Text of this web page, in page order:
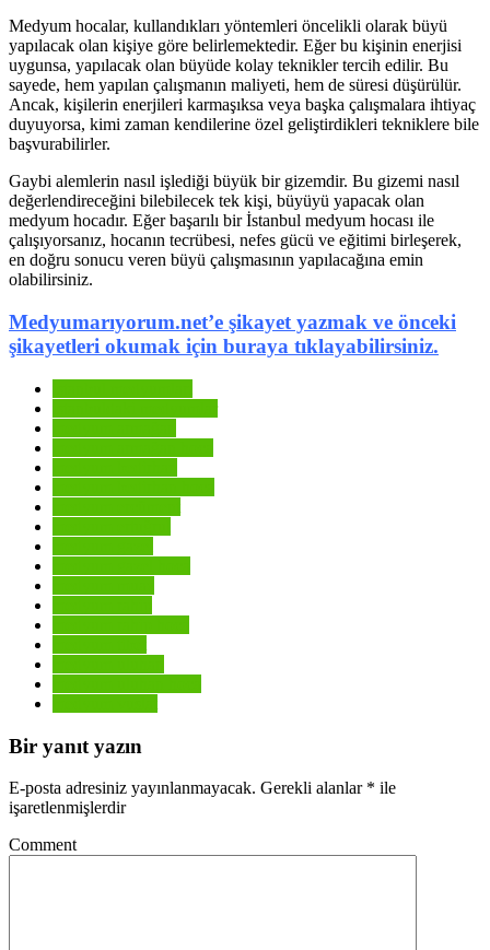
Medyum hocalar, kullandıkları yöntemleri öncelikli olarak büyü
yapılacak olan kişiye göre belirlemektedir. Eğer bu kişinin enerjisi
uygunsa, yapılacak olan büyüde kolay teknikler tercih edilir. Bu
sayede, hem yapılan çalışmanın maliyeti, hem de süresi düşürülür.
Ancak, kişilerin enerjileri karmaşıksa veya başka çalışmalara ihtiyaç
duyuyorsa, kimi zaman kendilerine özel geliştirdikleri tekniklere bile
başvurabilirler.
Gaybi alemlerin nasıl işlediği büyük bir gizemdir. Bu gizemi nasıl
değerlendireceğini bilebilecek tek kişi, büyüyü yapacak olan
medyum hocadır. Eğer başarılı bir İstanbul medyum hocası ile
çalışıyorsanız, hocanın tecrübesi, nefes gücü ve eğitimi birleşerek,
en doğru sonucu veren büyü çalışmasının yapılacağına emin
olabilirsiniz.
Medyumarıyorum.net’e şikayet yazmak ve önceki
şikayetleri okumak için buraya tıklayabilirsiniz.
Bir yanıt yazın
E-posta adresiniz yayınlanmayacak. Gerekli alanlar * ile
işaretlenmişlerdir
Comment